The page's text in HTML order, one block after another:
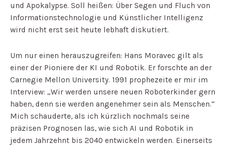
und Apokalypse. Soll heißen: Über Segen und Fluch von
Informationstechnologie und Künstlicher Intelligenz
wird nicht erst seit heute lebhaft diskutiert.
Um nur einen herauszugreifen: Hans Moravec gilt als
einer der Pioniere der KI und Robotik. Er forschte an der
Carnegie Mellon University. 1991 prophezeite er mir im
Interview: „Wir werden unsere neuen Roboterkinder gern
haben, denn sie werden angenehmer sein als Menschen.“
Mich schauderte, als ich kürzlich nochmals seine
präzisen Prognosen las, wie sich AI und Robotik in
jedem Jahrzehnt bis 2040 entwickeln werden. Einerseits